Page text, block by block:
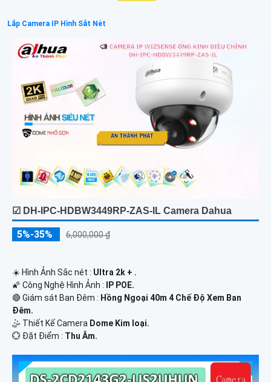
Lắp Camera IP Hình Sắt Nét
☑ DH-IPC-HDBW3449RP-ZAS-IL Camera Dahua
5%-35% 6,000,000 ₫
☀️ Hình Ảnh Sắc nét : Ultra 2k + .
🌠 Công Nghệ Hình Ảnh :
IP POE.
🔴 Giám sát Ban Đêm : Hồng Ngoại 40m 4 Chế Độ Xem Ban
Đêm.
🤹 Thiết Kế Camera Dome Kim loại.
️💮 Đặt Điểm : Thu Âm.